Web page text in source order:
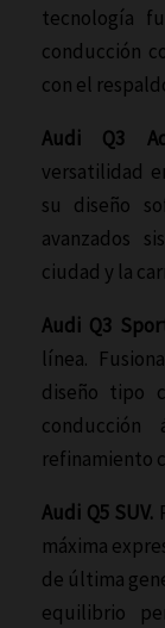
tecnología
conducción
con el
Audi Q3
versatilidad
su diseño
avanzados
ciudad y la
Audi Q3
línea.
diseño tipo
refinamiento
Audi Q5 SUV.
máxima
de última
equilibrio